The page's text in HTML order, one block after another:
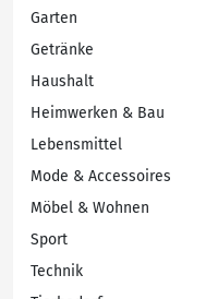
Garten
Getränke
Haushalt
Heimwerken & Bau
Lebensmittel
Mode & Accessoires
Möbel & Wohnen
Sport
Technik